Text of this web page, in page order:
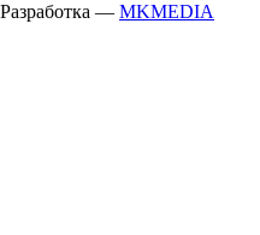
Разработка — MKMEDIA